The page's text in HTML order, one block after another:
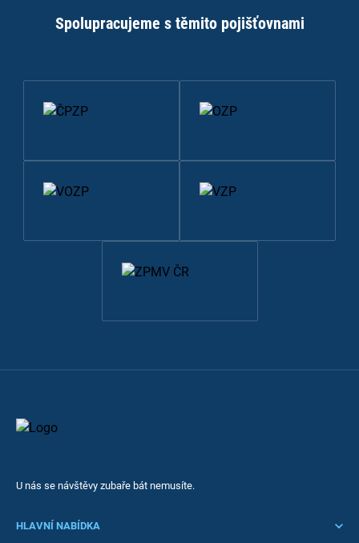
Spolupracujeme s těmito pojišťovnami
U nás se návštěvy zubaře bát nemusíte.
HLAVNÍ NABÍDKA